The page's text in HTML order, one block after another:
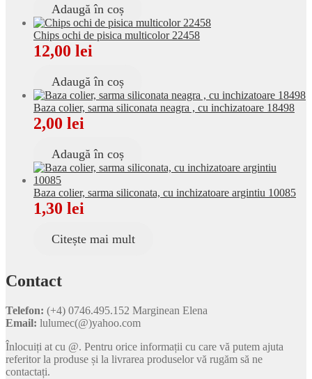
Adaugă în coș
Chips ochi de pisica multicolor 22458
12,00 lei
Adaugă în coș
Baza colier, sarma siliconata neagra , cu inchizatoare 18498
2,00 lei
Adaugă în coș
Baza colier, sarma siliconata, cu inchizatoare argintiu 10085
1,30 lei
Citește mai mult
Contact
Telefon: (+4) 0746.495.152 Marginean Elena
Email: lulumec(@)yahoo.com
Înlocuiți at cu @. Pentru orice informații cu care vă putem ajuta
referitor la produse și la livrarea produselor vă rugăm să ne
contactați.